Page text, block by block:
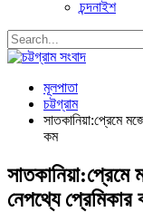
চন্দনাইশ
মূলপাতা
চট্টগ্রাম
সাতকানিয়া:প্রেমে
কম
নেপথ্যে